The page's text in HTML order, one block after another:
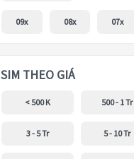
09x 08x 07x
SIM THEO GIÁ
< 500 K 500 - 1 Tr
3 - 5 Tr 5 - 10 Tr